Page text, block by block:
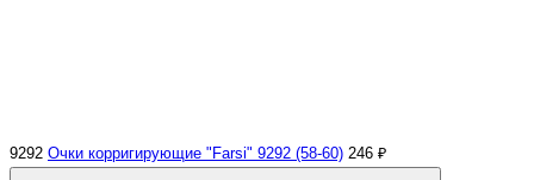
9292 Очки корригирующие "Farsi" 9292 (58-60) 246 ₽